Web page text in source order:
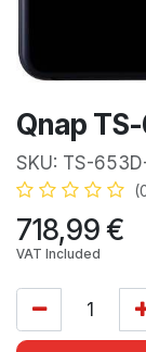
Qnap
SKU: TS-
718,99€
VAT Included